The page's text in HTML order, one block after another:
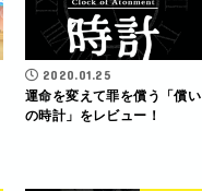
2020.01.25
運命を変えて罪を償う「償い
の時計」をレビュー！